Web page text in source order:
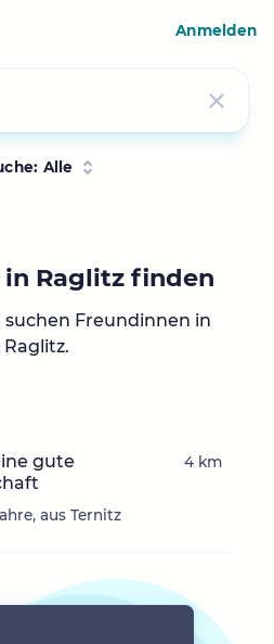
Alle
Raglitz finden
suchen Freundinnen in
gute
aus Ternitz
4 km
Anmelden